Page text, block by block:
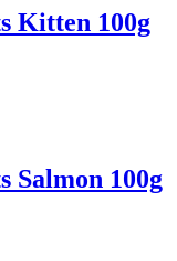
Kitten 100g
Salmon 100g